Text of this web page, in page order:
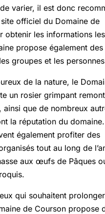
varier, il est donc
officiel du Domaine de
obtenir les informations
propose également
groupes et les
de la nature, le
un rosier grimpant
ainsi que de nombreux
la réputation du
également profiter des
tout au long de
aux œufs de Pâques
qui souhaitent
de Courson propose